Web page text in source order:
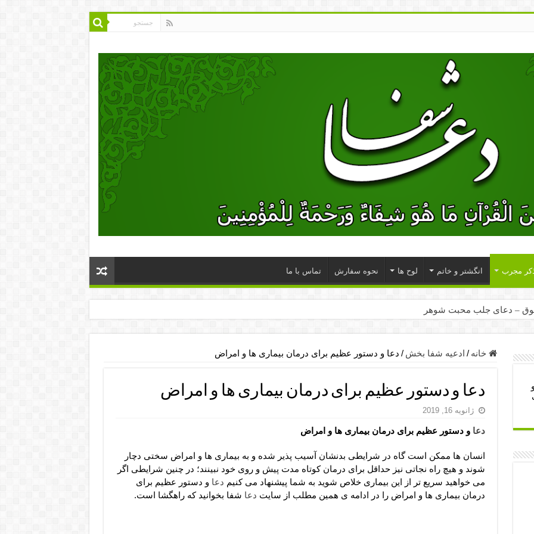
مجرب انگشتر و خاتم لوح ها نحوه سفارش تماس با ما
– دعای جلب محبت شوهر
– دعای یا من اظهر الجمیل برای حاجت
آن ها – ذکر مخصوص مستجاب الدعوه شدن
– دعای ترس و بی خوابی کودکان
دعای رفع مشکلات و طلب حاجت
– آیه‌ جلب ثروت و برکت مال
چشم زخم – دعای چشم زخم ماشاالله
برای آرامش قلب و رفع اضطراب
روز – دعای ثروت حضرت سلیمان
خانه / ادعیه شفا بخش / دعا و دستور عظیم برای درمان بیماری ها و امراض
دعا و دستور عظیم برای درمان بیماری ها و امراض
ژانویه 16, 2019
دعا و دستور عظیم برای درمان بیماری ها و امراض
انسان ها ممکن است گاه در شرایطی بدنشان آسیب پذیر شده و به بیماری ها و امراض سختی دچار
شوند و هیچ راه نجاتی نیز حداقل برای درمان کوتاه مدت پیش و روی خود نبینند؛ در چنین شرایطی اگر
می خواهید سریع تر از این بیماری خلاص شوید به شما پیشنهاد می کنیم دعا و دستور عظیم برای
درمان بیماری ها و امراض را در ادامه ی همین مطلب از سایت دعا شفا بخوانید که راهگشا است.